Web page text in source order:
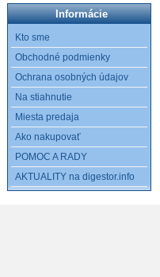
Informácie
Kto sme
Obchodné podmienky
Ochrana osobných údajov
Na stiahnutie
Miesta predaja
Ako nakupovať
POMOC A RADY
AKTUALITY na digestor.info